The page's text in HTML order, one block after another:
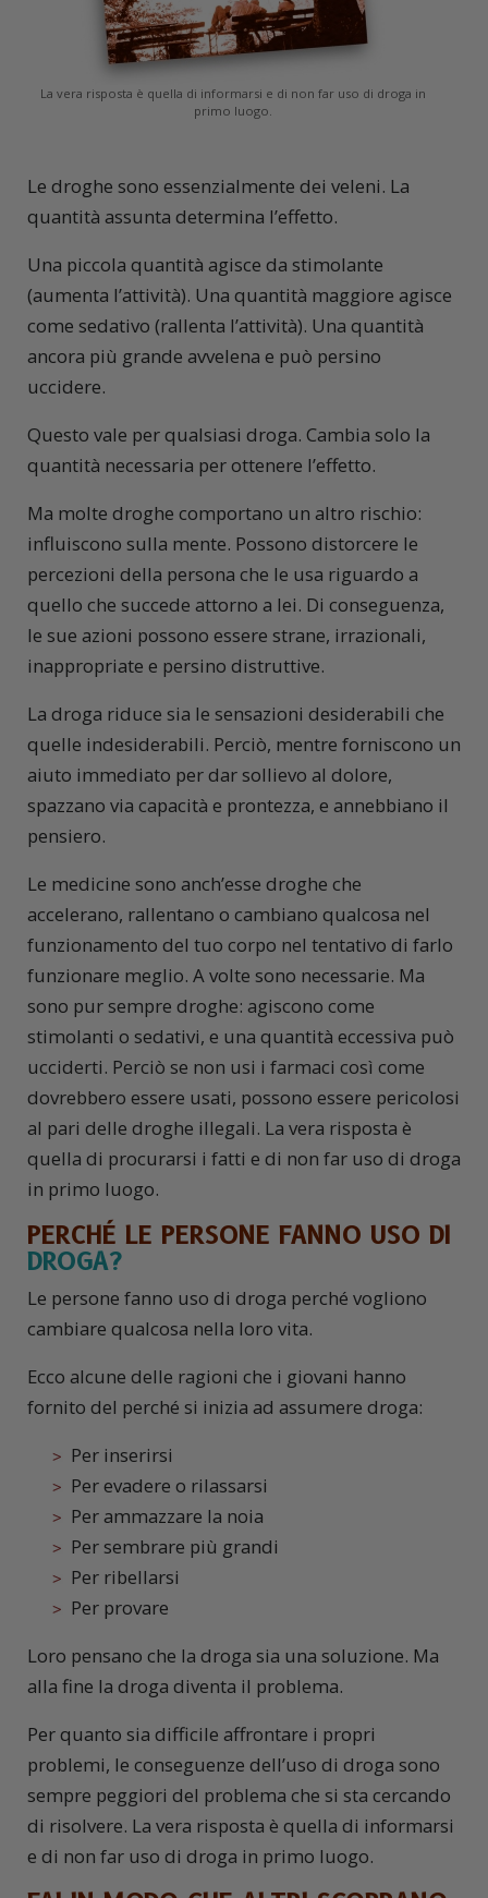
La vera risposta è quella di informarsi e di non far uso di droga in
primo luogo.
Le droghe sono essenzialmente dei veleni. La
quantità assunta determina l’effetto.
Una piccola quantità agisce da stimolante
(aumenta l’attività). Una quantità maggiore agisce
come sedativo (rallenta l’attività). Una quantità
ancora più grande avvelena e può persino
uccidere.
Questo vale per qualsiasi droga. Cambia solo la
quantità necessaria per ottenere l’effetto.
Ma molte droghe comportano un altro rischio:
influiscono sulla mente. Possono distorcere le
percezioni della persona che le usa riguardo a
quello che succede attorno a lei. Di conseguenza,
le sue azioni possono essere strane, irrazionali,
inappropriate e persino distruttive.
La droga riduce sia le sensazioni desiderabili che
quelle indesiderabili. Perciò, mentre forniscono un
aiuto immediato per dar sollievo al dolore,
spazzano via capacità e prontezza, e annebbiano il
pensiero.
Le medicine sono anch’esse droghe che
accelerano, rallentano o cambiano qualcosa nel
funzionamento del tuo corpo nel tentativo di farlo
funzionare meglio. A volte sono necessarie. Ma
sono pur sempre droghe: agiscono come
stimolanti o sedativi, e una quantità eccessiva può
ucciderti. Perciò se non usi i farmaci così come
dovrebbero essere usati, possono essere pericolosi
al pari delle droghe illegali. La vera risposta è
quella di procurarsi i fatti e di non far uso di droga
in primo luogo.
PERCHÉ LE PERSONE FANNO USO DI
DROGA?
Le persone fanno uso di droga perché vogliono
cambiare qualcosa nella loro vita.
Ecco alcune delle ragioni che i giovani hanno
fornito del perché si inizia ad assumere droga:
Per inserirsi
Per evadere o rilassarsi
Per ammazzare la noia
Per sembrare più grandi
Per ribellarsi
Per provare
Loro pensano che la droga sia una soluzione. Ma
alla fine la droga diventa il problema.
Per quanto sia difficile affrontare i propri
problemi, le conseguenze dell’uso di droga sono
sempre peggiori del problema che si sta cercando
di risolvere. La vera risposta è quella di informarsi
e di non far uso di droga in primo luogo.